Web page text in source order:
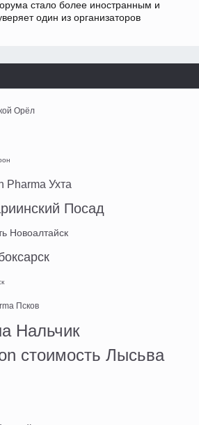
стало более иностранным и
один из организаторов
Орёл
Pharma Ухта
Посад
Новоалтайск
Псков
Нальчик
стоимость Лысьва